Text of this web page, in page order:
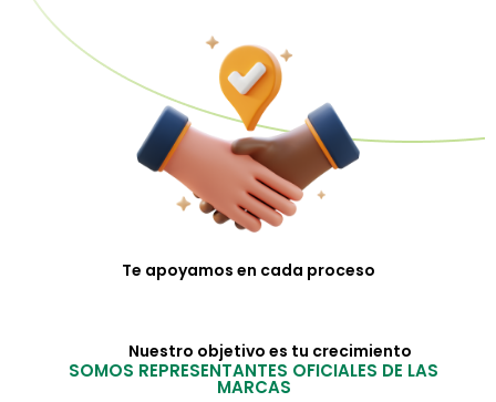
Te apoyamos en cada proceso
Nuestro objetivo es tu crecimiento
SOMOS REPRESENTANTES OFICIALES DE LAS
MARCAS